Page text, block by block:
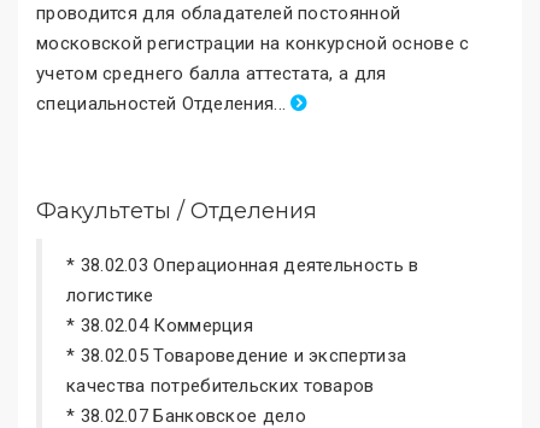
проводится для обладателей постоянной
московской регистрации на конкурсной основе с
учетом среднего балла аттестата, а для
специальностей Отделения...
Факультеты / Отделения
* 38.02.03 Операционная деятельность в
логистике
* 38.02.04 Коммерция
* 38.02.05 Товароведение и экспертиза
качества потребительских товаров
* 38.02.07 Банковское дело